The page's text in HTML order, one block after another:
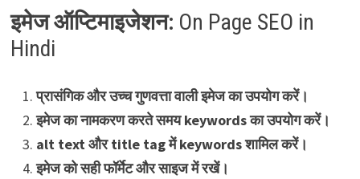
इमेज ऑप्टिमाइजेशन: On Page SEO in
Hindi
प्रासंगिक और उच्च गुणवत्ता वाली इमेज का उपयोग करें।
इमेज का नामकरण करते समय keywords का उपयोग करें।
alt text और title tag में keywords शामिल करें।
इमेज को सही फॉर्मेट और साइज में रखें।